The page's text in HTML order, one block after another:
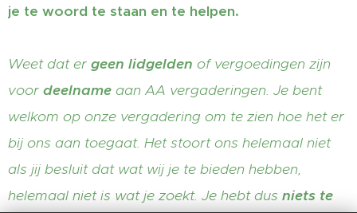
je te woord te staan en te helpen.
Weet dat er geen lidgelden of vergoedingen zijn
voor deelname aan AA vergaderingen. Je bent
welkom op onze vergadering om te zien hoe het er
bij ons aan toegaat. Het stoort ons helemaal niet
als jij besluit dat wat wij je te bieden hebben,
helemaal niet is wat je zoekt. Je hebt dus niets te